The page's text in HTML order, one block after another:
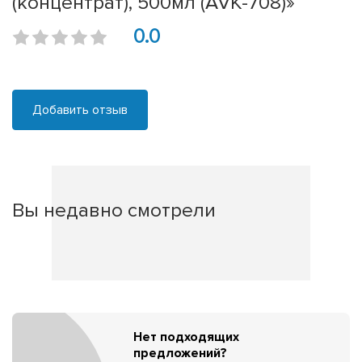
0.0
Добавить отзыв
Вы недавно смотрели
Нет подходящих
предложений?